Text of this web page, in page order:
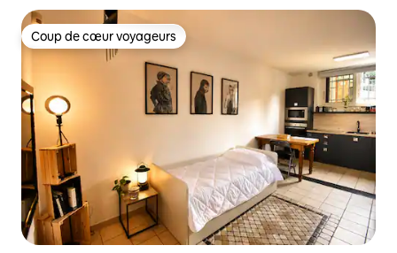
Coup de cœur voyageurs
Coup de cœur voyageurs